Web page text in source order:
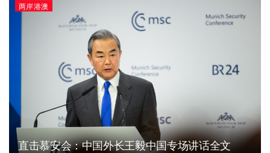
两岸港澳
直击慕安会：中国外长王毅中国专场讲话全文